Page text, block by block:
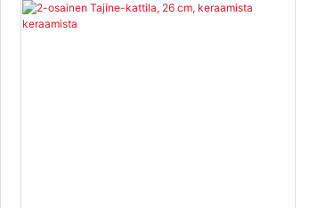
mulliitti Pakkaus: Kartonki Toimitusaika: 30